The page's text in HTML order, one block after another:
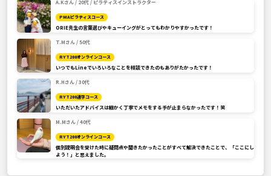
A.Kさん / 20代 / ピラティスインストラクター
PMAピラティスコース
ORIE先生の言葉選びやキューイングがとってもわかりやすかったです！
T.Mさん / 50代
RYT200オンラインコース
いつでもLineでいろいろなことを相談できたのもありがたかったです！
R.Hさん / 30代
RYT200通学コース
いただいたアドバイスは細かく丁寧でメモをする手が止まらなかったです！笑
M.Mさん / 40代
RYT200オンラインコース
個別説明会を受けた時に疑問点や聞きたかったことがすべて解決できたことで、「ここにし
よう！」と思えました。